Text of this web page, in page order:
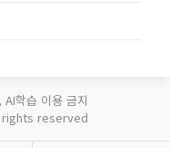
학습 이용 금지
rights reserved